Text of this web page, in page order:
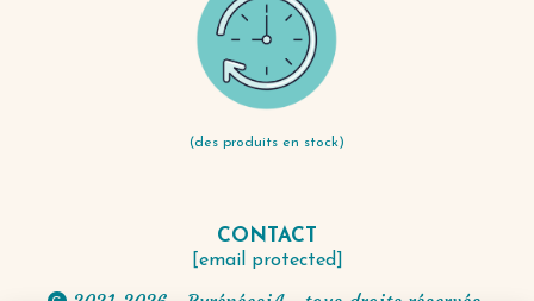
(des produits en stock)
CONTACT
[email protected]